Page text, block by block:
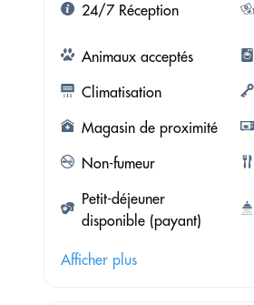
24/7 Réception
Animaux acceptés
Climatisation
Magasin de proximité
Non-fumeur
Petit-déjeuner
disponible (payant)
Afficher plus